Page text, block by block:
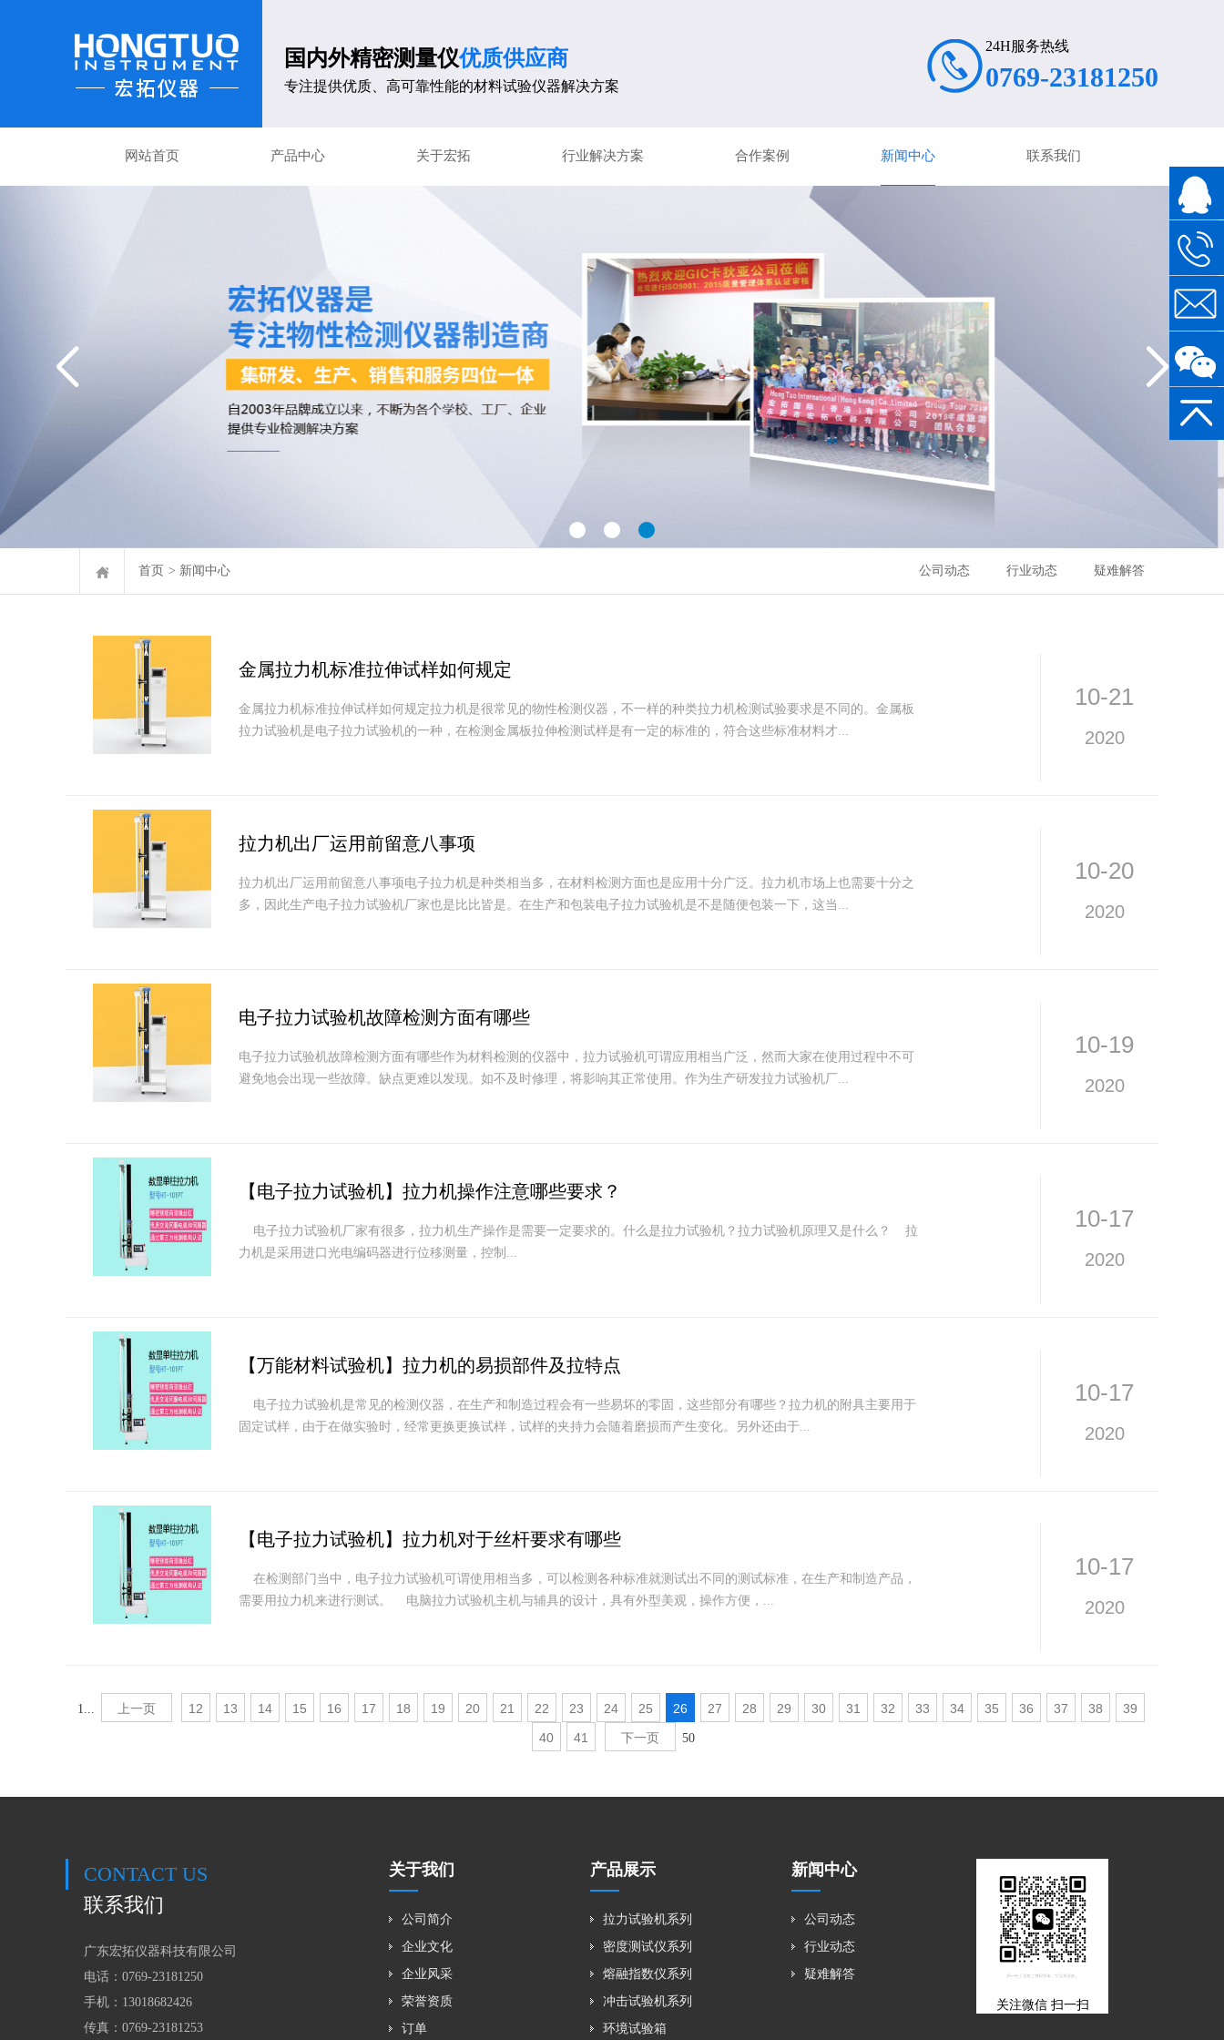
国内外精密测量仪优质供应商
专注提供优质、高可靠性能的材料试验仪器解决方案
24H服务热线
0769-23181250
网站首页 产品中心 关于宏拓 行业解决方案 合作案例 新闻中心 联系我们
首页 > 新闻中心 公司动态 行业动态 疑难解答
10-21
2020
金属拉力机标准拉伸试样如何规定
金属拉力机标准拉伸试样如何规定拉力机是很常见的物性检测仪器，不一样的种类拉力机检测试验要求是不同的。金属板
拉力试验机是电子拉力试验机的一种，在检测金属板拉伸检测试样是有一定的标准的，符合这些标准材料才...
10-20
2020
拉力机出厂运用前留意八事项
拉力机出厂运用前留意八事项电子拉力机是种类相当多，在材料检测方面也是应用十分广泛。拉力机市场上也需要十分之
多，因此生产电子拉力试验机厂家也是比比皆是。在生产和包装电子拉力试验机是不是随便包装一下，这当...
10-19
2020
电子拉力试验机故障检测方面有哪些
电子拉力试验机故障检测方面有哪些作为材料检测的仪器中，拉力试验机可谓应用相当广泛，然而大家在使用过程中不可
避免地会出现一些故障。缺点更难以发现。如不及时修理，将影响其正常使用。作为生产研发拉力试验机厂...
10-17
2020
【电子拉力试验机】拉力机操作注意哪些要求？
电子拉力试验机厂家有很多，拉力机生产操作是需要一定要求的。什么是拉力试验机？拉力试验机原理又是什么？ 拉
力机是采用进口光电编码器进行位移测量，控制...
10-17
2020
【万能材料试验机】拉力机的易损部件及拉特点
电子拉力试验机是常见的检测仪器，在生产和制造过程会有一些易坏的零固，这些部分有哪些？拉力机的附具主要用于
固定试样，由于在做实验时，经常更换更换试样，试样的夹持力会随着磨损而产生变化。另外还由于...
10-17
2020
【电子拉力试验机】拉力机对于丝杆要求有哪些
在检测部门当中，电子拉力试验机可谓使用相当多，可以检测各种标准就测试出不同的测试标准，在生产和制造产品，
需要用拉力机来进行测试。 电脑拉力试验机主机与辅具的设计，具有外型美观，操作方便，...
1... 上一页 12 13 14 15 16 17 18 19 20 21 22 23 24 25 26 27 28 29 30 31 32 33 34 35 36 37 38
39
40
41 下一页 50
CONTACT US
联系我们
广东宏拓仪器科技有限公司
电话：0769-23181250
手机： 13018682426
传真：0769-23181253
关于我们
公司简介
企业文化
企业风采
荣誉资质
订单
产品展示
拉力试验机系列
密度测试仪系列
熔融指数仪系列
冲击试验机系列
环境试验箱
新闻中心
公司动态
行业动态
疑难解答
关注微信 扫一扫